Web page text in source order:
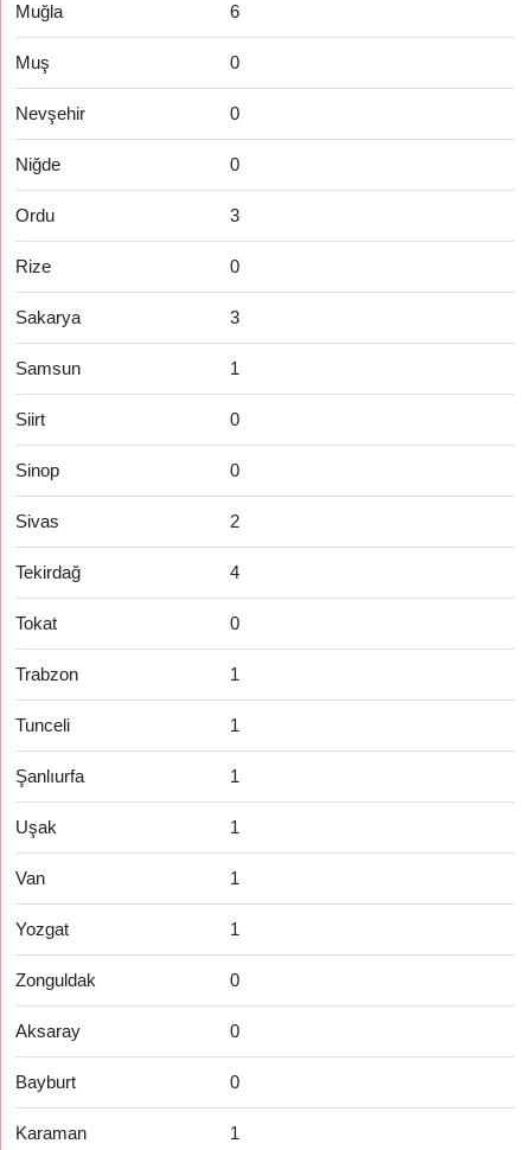
Muğla 6
Muş 0
Nevşehir 0
Niğde 0
Ordu 3
Rize 0
Sakarya 3
Samsun 1
Siirt 0
Sinop 0
Sivas 2
Tekirdağ 4
Tokat 0
Trabzon 1
Tunceli 1
Şanlıurfa 1
Uşak 1
Van 1
Yozgat 1
Zonguldak 0
Aksaray 0
Bayburt 0
Karaman 1